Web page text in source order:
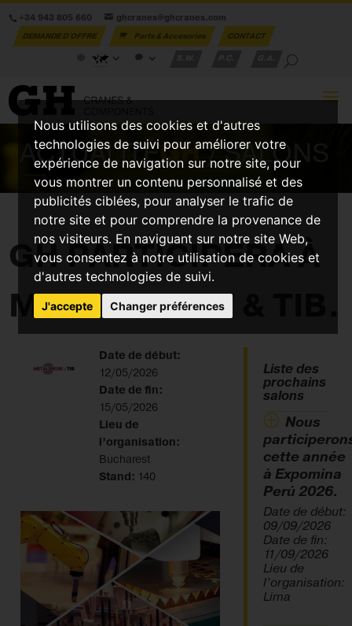
Nous utilisons des cookies et d'autres
technologies de suivi pour améliorer votre
expérience de navigation sur notre site, pour
vous montrer un contenu personnalisé et des
publicités ciblées, pour analyser le trafic de
notre site et pour comprendre la provenance de
nos visiteurs. En naviguant sur notre site Web,
vous consentez à notre utilisation de cookies et
d'autres technologies de suivi.
J'accepte Changer préférences
+34 943 805 660 ghcranes@ghcranes.com
DEMANDE D'OFFRE Parts & Accesories
CONTACT
ACTUALITÉGH/ SALONS
GH PARTICIPERA À
METAL SHOW & TIB.
Date de début:
12/05/2026
Date de fin:
15/05/2026
Lieu de
l’organisation:
Bucharest
Stand: 140
Liste des
prochains
salons
Nous
cette année
à Expomina
Perú 2026.
Date de début:
09/09/2026
Date de fin:
11/09/2026
Lieu de
l’organisation:
Lima